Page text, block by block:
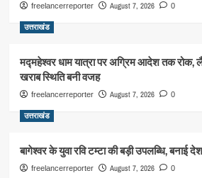
freelancerreporter August 7, 2026 0
उत्तराखंड
मद्महेश्वर धाम यात्रा पर अग्रिम आदेश तक रोक,
खराब स्थिति बनी वजह
freelancerreporter August 7, 2026 0
उत्तराखंड
बागेश्वर के युवा रवि टम्टा की बड़ी उपलब्धि, बनाई
freelancerreporter August 7, 2026 0